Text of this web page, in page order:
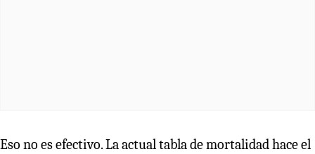
Eso no es efectivo. La actual tabla de mortalidad hace el